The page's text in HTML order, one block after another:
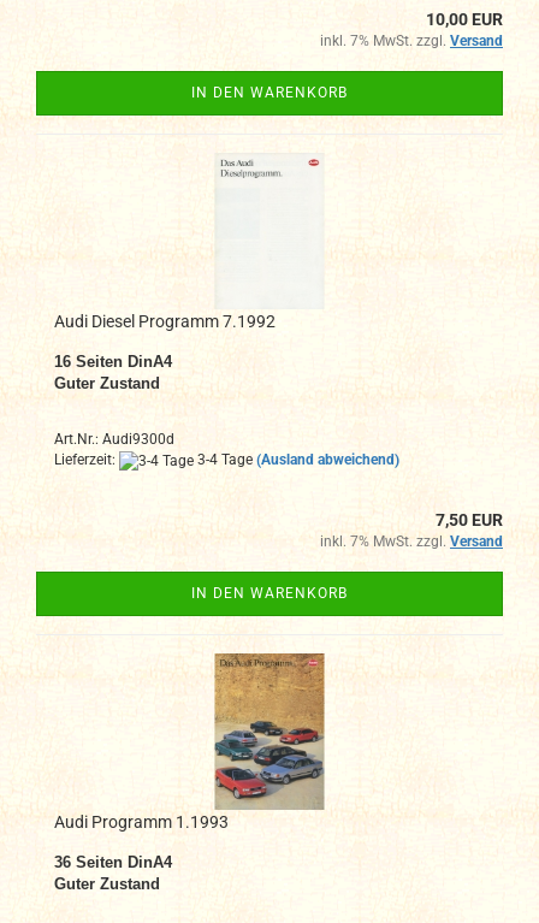
10,00 EUR
inkl. 7% MwSt. zzgl. Versand
IN DEN WARENKORB
Audi Diesel Programm 7.1992
16 Seiten DinA4
Guter Zustand
Art.Nr.: Audi9300d
Lieferzeit:
3-4 Tage (Ausland abweichend)
7,50 EUR
inkl. 7% MwSt. zzgl. Versand
IN DEN WARENKORB
Audi Programm 1.1993
36 Seiten DinA4
Guter Zustand